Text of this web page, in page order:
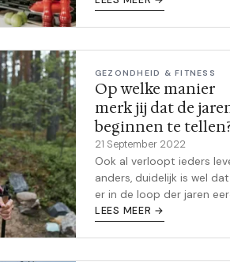
leven. Met de juiste k...
GEZONDHEID & FITNESS
Op welke manier
merk jij dat de
beginnen te
21 September 2022
Ook al verloopt ieders
anders, duidelijk is wel
er in de loop der jaren
kwaaltjes en ongemakken
LEES MEER →